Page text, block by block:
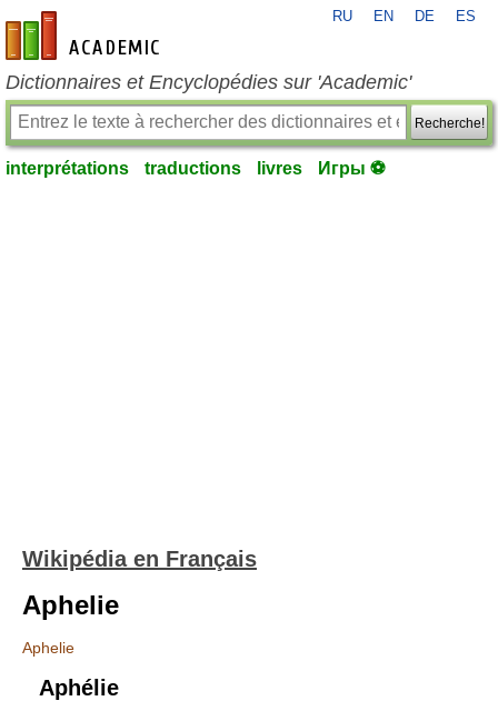
fr-academic.com
RU EN DE ES
Dictionnaires et Encyclopédies sur 'Academic'
Recherche!
interprétations traductions livres Игры ⚽
Wikipédia en Français
Aphelie
Aphelie
Aphélie